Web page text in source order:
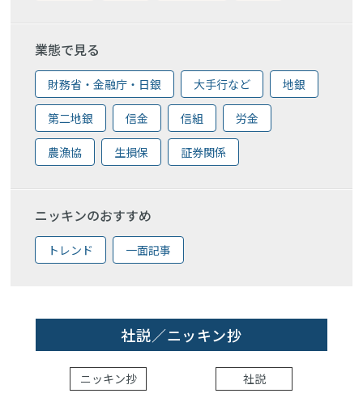
業態で見る
財務省・金融庁・日銀 大手行など 地銀
第二地銀 信金 信組 労金
農漁協 生損保 証券関係
ニッキンのおすすめ
トレンド 一面記事
社説／ニッキン抄
ニッキン抄 社説